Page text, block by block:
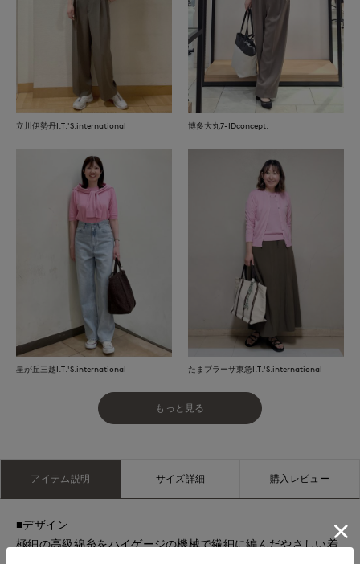
立川伊勢丹I.T.'S.international 博多大丸7-IDconcept.
星が丘三越I.T.'S.international たまプラーザ東急I.T.'S.international
もっと見る
アイテム説明 サイズ詳細 購入レビュー
■デザイン
極細の高級綿糸をハイゲージの機械で繊細に編んだやさしい着